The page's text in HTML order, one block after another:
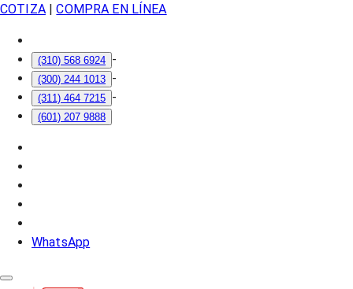
COTIZA| COMPRA EN LÍNEA
(310) 568 6924 -
(300) 244 1013 -
(311) 464 7215 -
(601) 207 9888
WhatsApp